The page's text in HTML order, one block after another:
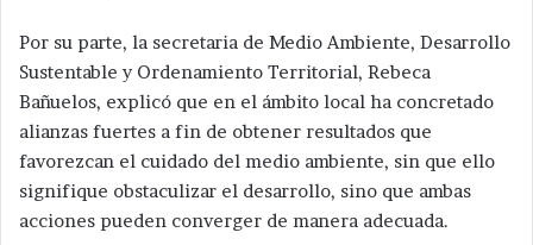
Por su parte, la secretaria de Medio Ambiente, Desarrollo
Sustentable y Ordenamiento Territorial, Rebeca
Bañuelos, explicó que en el ámbito local ha concretado
alianzas fuertes a fin de obtener resultados que
favorezcan el cuidado del medio ambiente, sin que ello
signifique obstaculizar el desarrollo, sino que ambas
acciones pueden converger de manera adecuada.